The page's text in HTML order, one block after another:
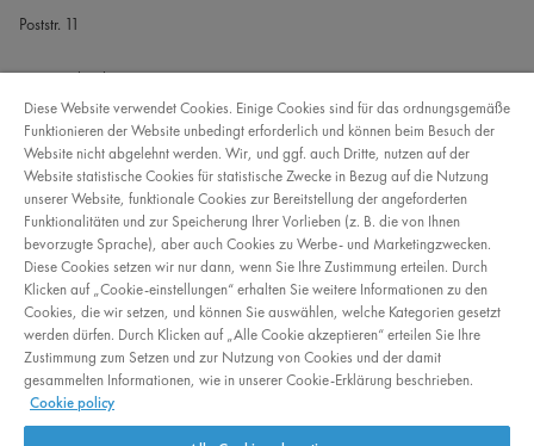
info@hafner-futter.de
© 2026 Arvesta. Alle Rechte vorbehalten.
Datenschutz AGB Cookies
Diese Website verwendet Cookies. Einige Cookies sind für das ordnungsgemäße
Funktionieren der Website unbedingt erforderlich und können beim Besuch der
Website nicht abgelehnt werden. Wir, und ggf. auch Dritte, nutzen auf der
Website statistische Cookies für statistische Zwecke in Bezug auf die Nutzung
unserer Website, funktionale Cookies zur Bereitstellung der angeforderten
Funktionalitäten und zur Speicherung Ihrer Vorlieben (z. B. die von Ihnen
bevorzugte Sprache), aber auch Cookies zu Werbe- und Marketingzwecken.
Diese Cookies setzen wir nur dann, wenn Sie Ihre Zustimmung erteilen. Durch
Klicken auf „Cookie-einstellungen“ erhalten Sie weitere Informationen zu den
Cookies, die wir setzen, und können Sie auswählen, welche Kategorien gesetzt
werden dürfen. Durch Klicken auf „Alle Cookie akzeptieren“ erteilen Sie Ihre
Zustimmung zum Setzen und zur Nutzung von Cookies und der damit
gesammelten Informationen, wie in unserer Cookie-Erklärung beschrieben.
Cookie policy